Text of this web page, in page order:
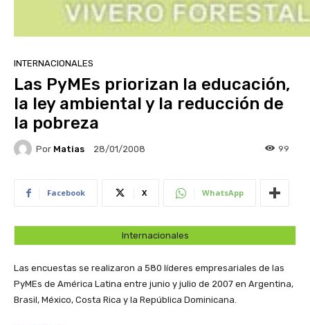
INTERNACIONALES
Las PyMEs priorizan la educación,
la ley ambiental y la reducción de
la pobreza
Por Matias 28/01/2008 99
Facebook X WhatsApp
Internacionales
Las encuestas se realizaron a 580 líderes empresariales de las
PyMEs de América Latina entre junio y julio de 2007 en Argentina,
Brasil, México, Costa Rica y la República Dominicana.